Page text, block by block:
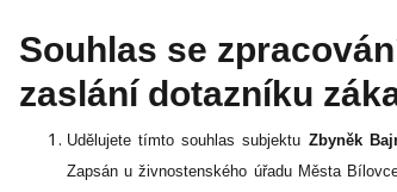
Souhlas se
zaslání dotazníku
Udělujete tímto souhlas subjektu Zbyněk
Zapsán u živnostenského úřadu Města